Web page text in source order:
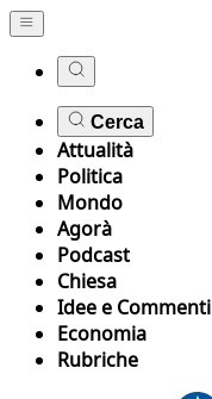
Cerca
Attualità
Politica
Mondo
Agorà
Podcast
Chiesa
Idee e Commenti
Economia
Rubriche